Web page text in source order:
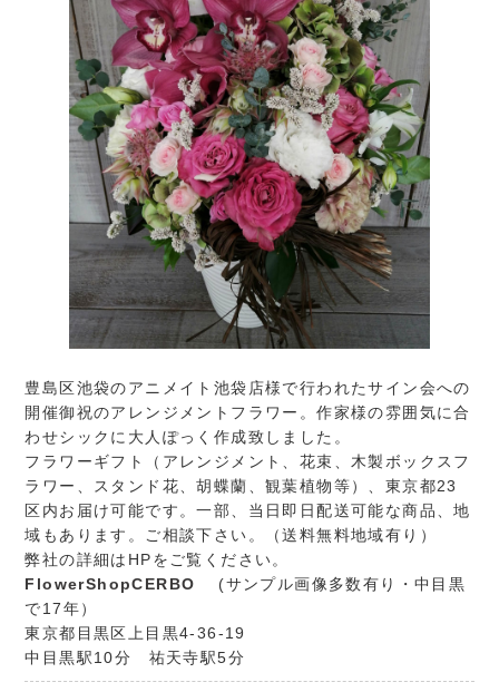
豊島区池袋のアニメイト池袋店様で行われたサイン会への
開催御祝のアレンジメントフラワー。作家様の雰囲気に合
わせシックに大人ぽっく作成致しました。
フラワーギフト（アレンジメント、花束、木製ボックスフ
ラワー、スタンド花、胡蝶蘭、観葉植物等）、東京都23
区内お届け可能です。一部、当日即日配送可能な商品、地
域もあります。ご相談下さい。（送料無料地域有り）
弊社の詳細はHPをご覧ください。
FlowerShopCERBO
(サンプル画像多数有り・中目黒
で17年）
東京都目黒区上目黒4-36-19
中目黒駅10分 祐天寺駅5分